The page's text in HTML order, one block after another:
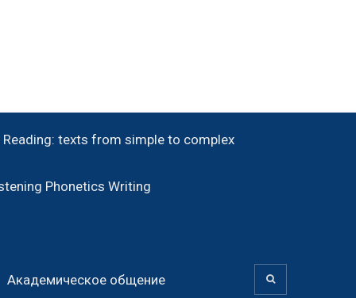
Reading: texts from simple to complex
Phonetics Writing
Академическое общение